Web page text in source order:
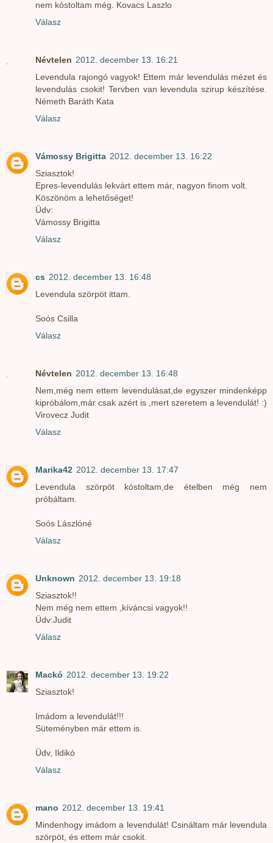
nem kóstoltam még. Kovacs Laszlo
Válasz
Névtelen 2012. december 13. 16:21
Levendula rajongó vagyok! Ettem már levendulás mézet és
levendulás csokit! Tervben van levendula szirup készítése.
Németh Baráth Kata
Válasz
Vámossy Brigitta 2012. december 13. 16:22
Sziasztok!
Epres-levendulás lekvárt ettem már, nagyon finom volt.
Köszönöm a lehetőséget!
Üdv:
Vámossy Brigitta
Válasz
cs 2012. december 13. 16:48
Levendula szörpöt ittam.
Soós Csilla
Válasz
Névtelen 2012. december 13. 16:48
Nem,még nem ettem levendulásat,de egyszer mindenképp
kipróbálom,már csak azért is ,mert szeretem a levendulát! :)
Virovecz Judit
Válasz
Marika42 2012. december 13. 17:47
Levendula szörpöt kóstoltam,de ételben még nem
próbáltam.
Soós Lászlóné
Válasz
Unknown 2012. december 13. 19:18
Sziasztok!!
Nem még nem ettem ,kíváncsi vagyok!!
Üdv:Judit
Válasz
Mackó 2012. december 13. 19:22
Sziasztok!
Imádom a levendulát!!!
Süteményben már ettem is.
Üdv, Ildikó
Válasz
mano 2012. december 13. 19:41
Mindenhogy imádom a levendulát! Csináltam már levendula
szörpöt, és ettem már csokit.